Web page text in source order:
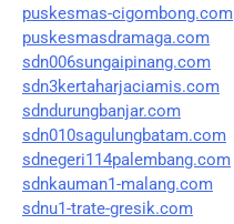
puskesmas-cigombong.com
puskesmasdramaga.com
sdn006sungaipinang.com
sdn3kertaharjaciamis.com
sdndurungbanjar.com
sdn010sagulungbatam.com
sdnegeri114palembang.com
sdnkauman1-malang.com
sdnu1-trate-gresik.com